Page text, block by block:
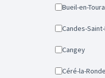
Bueil-en-
Candes-
Cangey
Céré-la-Ronde